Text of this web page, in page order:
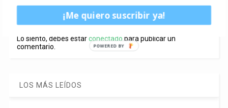
Deja una respuesta
Lo siento, debes estarconectadopara publicar un
comentario.
LOS MÁS LEÍDOS
¡Me quiero suscribir ya!
POWERED BY